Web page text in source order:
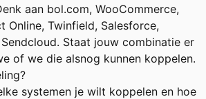
aan bol.com, WooCommerce,
Online, Twinfield, Salesforce,
Staat jouw combinatie er
of we die alsnog kunnen koppelen.
systemen je wilt koppelen en hoe